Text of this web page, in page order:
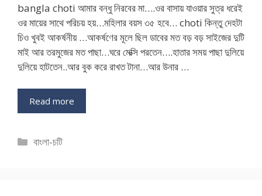
bangla choti আমার বন্ধু নিরবের মা….ওর বাসায় যাওয়ার সুত্র ধরেই
ওর মায়ের সাথে পরিচয় হয়…মহিলার বয়স ৩৫ হবে… choti কিন্তু দেহটা
চিও খুবই আকর্ষনীয় …আকর্ষণের মূলে ছিল ডাবের মত বড় বড় সাইজের দুটি
মাই আর তরমুজের মত পাছা…ঘরে মেক্সি পরতেন….হাতার সময় পাছা দুলিয়ে
দুলিয়ে হাটতেন..আর বুক করে রাখত টানা…আর উনার …
Read more
Categories
বাংলা-চটি